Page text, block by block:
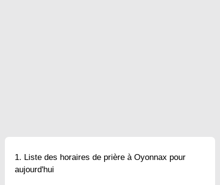
Liste des horaires de prière à Oyonnax pour
aujourd'hui